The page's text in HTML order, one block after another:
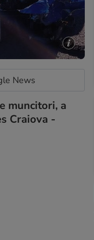
News
muncitori, a
Craiova -